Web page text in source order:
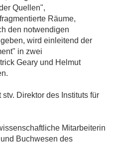
Quellen",
Räume,
den notwendigen
wird einleitend der
in zwei
Geary und Helmut
stv. Direktor des Instituts für
Mitarbeiterin
Buchwesen des